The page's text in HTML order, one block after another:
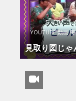
YOUTUBE 動画
見取り図じ